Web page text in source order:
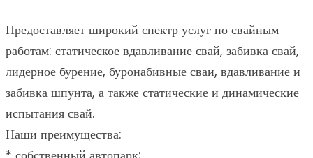
Предоставляет широкий спектр услуг по свайным
работам: статическое вдавливание свай, забивка свай,
лидерное бурение, буронабивные сваи, вдавливание и
забивка шпунта, а также статические и динамические
испытания свай.
Наши преимущества: